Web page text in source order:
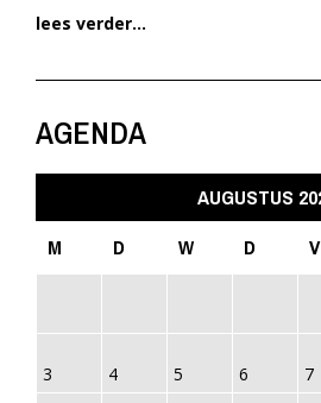
lees verder...
AGENDA
AUGUSTUS
M
D W D V
3 4 5 6 7